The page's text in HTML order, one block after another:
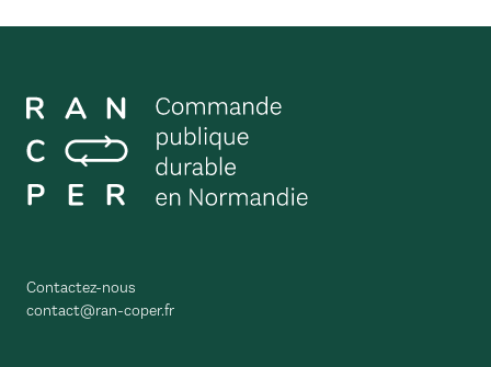
Contactez-nous
contact@ran-coper.fr